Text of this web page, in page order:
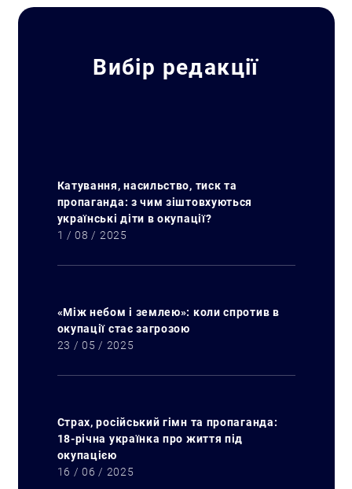
Вибір редакції
Катування, насильство, тиск та
пропаганда: з чим зіштовхуються
українські діти в окупації?
1 / 08 / 2025
«Між небом і землею»: коли спротив в
окупації стає загрозою
23 / 05 / 2025
Страх, російський гімн та пропаганда:
18-річна українка про життя під
окупацією
16 / 06 / 2025